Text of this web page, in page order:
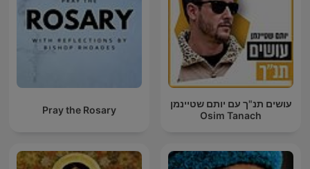
Pray the Rosary
עושים תנ"ך עם יותם שטיינמן
Osim Tanach